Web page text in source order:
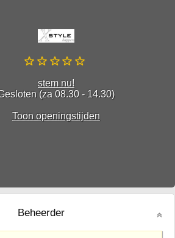
stem nu!
(za 08.30 - 14.30)
Toon openingstijden
Beheerder